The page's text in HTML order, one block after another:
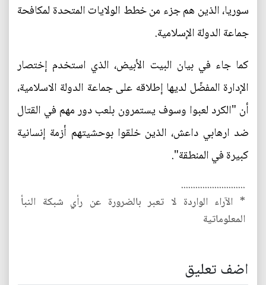
سوريا، الذين هم جزء من خطط الولايات المتحدة لمكافحة
جماعة الدولة الإسلامية.
كما جاء في بيان البيت الأبيض، الذي استخدم إختصار
الإدارة المفضّل لديها إطلاقه على جماعة الدولة الاسلامية،
أن "الكرد لعبوا وسوف يستمرون بلعب دور مهم في القتال
ضد ارهابي داعش، الذين خلقوا بوحشيتهم أزمة إنسانية
كبيرة في المنطقة".
...........................
* الآراء الواردة لا تعبر بالضرورة عن رأي شبكة النبأ
المعلوماتية
اضف تعليق